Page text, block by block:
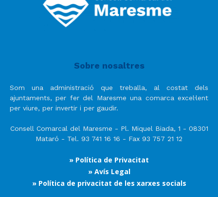
Sobre nosaltres
Som una administració que treballa, al costat dels
ajuntaments, per fer del Maresme una comarca excel·lent
per viure, per invertir i per gaudir.
Consell Comarcal del Maresme - Pl. Miquel Biada, 1 - 08301
Mataró - Tel. 93 741 16 16 - Fax 93 757 21 12
» Política de Privacitat
» Avís Legal
» Política de privacitat de les xarxes socials